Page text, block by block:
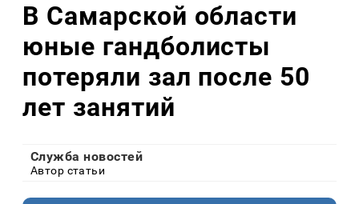
В Самарской области
юные гандболисты
потеряли зал после 50
лет занятий
Служба новостей
Автор статьи